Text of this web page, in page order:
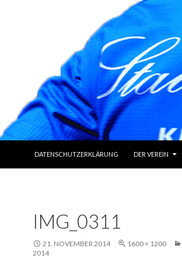
DATENSCHUTZERKLÄRUNG
DER VEREIN
IMG_0311
21. NOVEMBER 2014 1600 × 1200
2014